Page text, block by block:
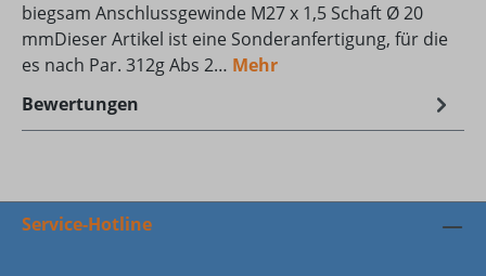
biegsam Anschlussgewinde M27 x 1,5 Schaft Ø 20
mmDieser Artikel ist eine Sonderanfertigung, für die
es nach Par. 312g Abs 2… Mehr
Bewertungen
Service-Hotline